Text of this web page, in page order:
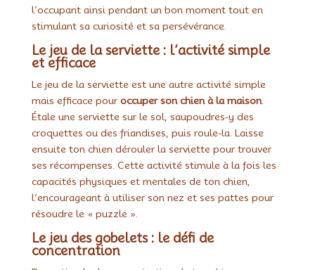
l’occupant ainsi pendant un bon moment tout en
stimulant sa curiosité et sa persévérance.
Le jeu de la serviette : l’activité simple
et efficace
Le jeu de la serviette est une autre activité simple
mais efficace pour occuper son chien à la maison.
Étale une serviette sur le sol, saupoudres-y des
croquettes ou des friandises, puis roule-la. Laisse
ensuite ton chien dérouler la serviette pour trouver
ses récompenses. Cette activité stimule à la fois les
capacités physiques et mentales de ton chien,
l’encourageant à utiliser son nez et ses pattes pour
résoudre le « puzzle ».
Le jeu des gobelets : le défi de
concentration